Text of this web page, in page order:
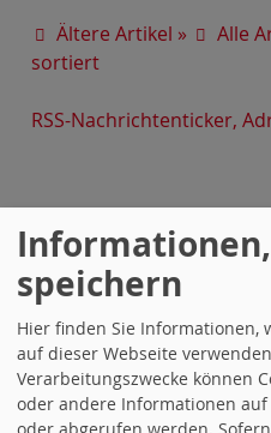
Ältere Artikel »
Alle
sortiert
RSS-Nachrichtenticker,
Suche
speichern
Hier finden Sie Informationen,
auf dieser Webseite
Verarbeitungszwecke können
oder andere Informationen